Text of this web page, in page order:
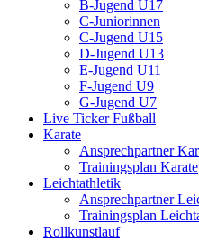
B-Jugend U17
C-Juniorinnen
C-Jugend U15
D-Jugend U13
E-Jugend U11
F-Jugend U9
G-Jugend U7
Live Ticker Fußball
Karate
Ansprechpartner
Trainingsplan Karate
Leichtathletik
Ansprechpartner
Trainingsplan
Rollkunstlauf